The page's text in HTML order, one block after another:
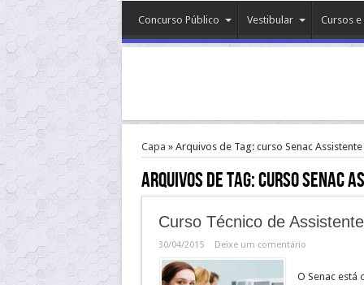
Concurso Público Vestibular Cursos
Capa » Arquivos de Tag: curso Senac
Arquivos de Tag:curso Senac
Curso Técnico de
30/04/2015 Deixe um comentário
O Senac está